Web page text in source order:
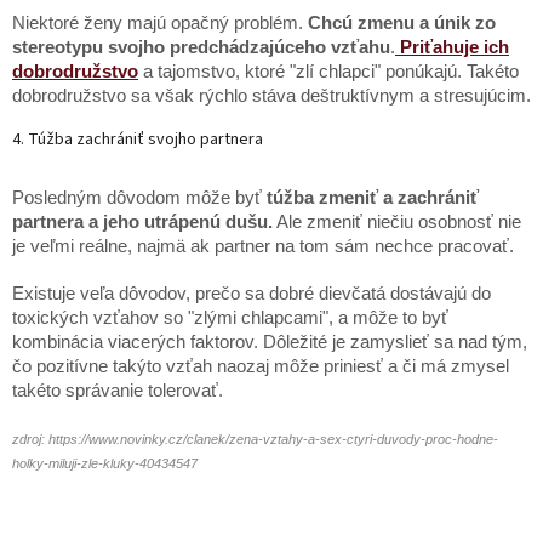
Niektoré ženy majú opačný problém. Chcú zmenu a únik zo
stereotypu svojho predchádzajúceho vzťahu. Priťahuje ich
dobrodružstvo a tajomstvo, ktoré "zlí chlapci" ponúkajú. Takéto
dobrodružstvo sa však rýchlo stáva deštruktívnym a stresujúcim.
4. Túžba zachrániť svojho partnera
Posledným dôvodom môže byť túžba zmeniť a zachrániť
partnera a jeho utrápenú dušu.Ale zmeniť niečiu osobnosť nie
je veľmi reálne, najmä ak partner na tom sám nechce pracovať.
Existuje veľa dôvodov, prečo sa dobré dievčatá dostávajú do
toxických vzťahov so "zlými chlapcami", a môže to byť
kombinácia viacerých faktorov. Dôležité je zamyslieť sa nad tým,
čo pozitívne takýto vzťah naozaj môže priniesť a či má zmysel
takéto správanie tolerovať.
zdroj: https://www.novinky.cz/clanek/zena-vztahy-a-sex-ctyri-duvody-proc-hodne-
holky-miluji-zle-kluky-40434547